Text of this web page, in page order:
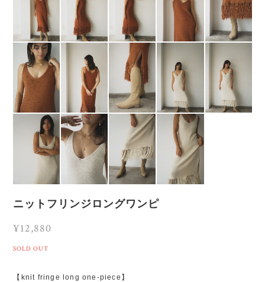
ニットフリンジロングワンピ
¥12,880
SOLD OUT
【knit fringe long one-piece】